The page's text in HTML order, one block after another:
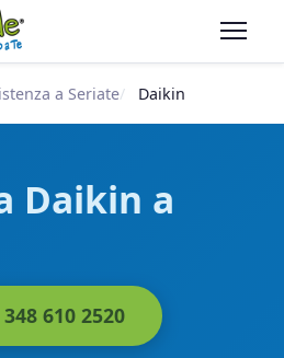
a Seriate Daikin
Daikin a
610 2520